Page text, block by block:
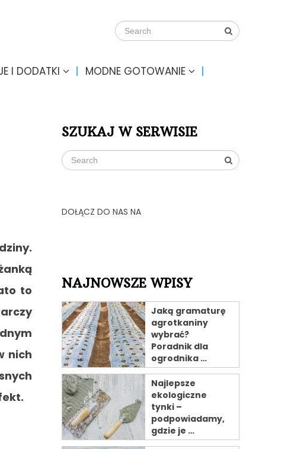
I DODATKI
MODNE GOTOWANIE
to
nich
SZUKAJ W SERWISIE
DOŁĄCZ DO NAS NA
NAJNOWSZE WPISY
Jaką gramaturę
agrotkaniny
wybrać?
Poradnik dla
ogrodnika …
Najlepsze
ekologiczne
tynki –
podpowiadamy,
gdzie je …